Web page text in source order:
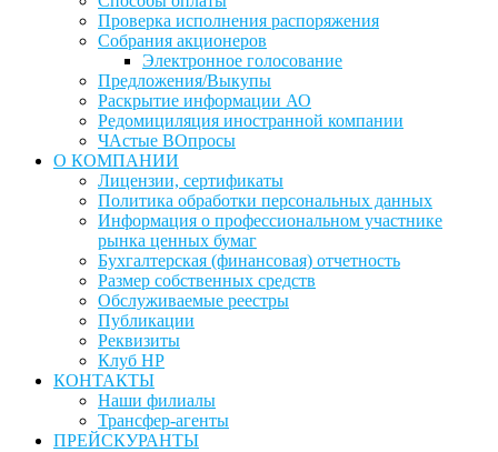
Проверка исполнения распоряжения
Собрания акционеров
Электронное голосование
Предложения/Выкупы
Раскрытие информации АО
Редомициляция иностранной компании
ЧАстые ВОпросы
О КОМПАНИИ
Лицензии, сертификаты
Политика обработки персональных данных
Информация о профессиональном участнике
рынка ценных бумаг
Бухгалтерская (финансовая) отчетность
Размер собственных средств
Обслуживаемые реестры
Публикации
Реквизиты
Клуб НР
КОНТАКТЫ
Наши филиалы
Трансфер-агенты
ПРЕЙСКУРАНТЫ